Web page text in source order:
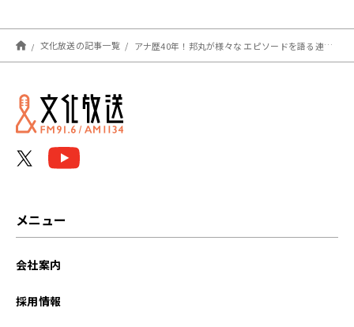
文化放送の記事一覧 アナ歴40年！邦丸が様々な エピソードを語る連載企画⑩
メニュー
会社案内
採用情報